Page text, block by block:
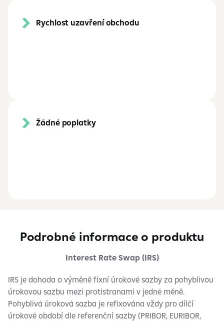
Rychlost uzavření obchodu
Žádné poplatky
Podrobné informace o produktu
Interest Rate Swap (IRS)
IRS je dohoda o výměně fixní úrokové sazby za pohyblivou
úrokovou sazbu mezi protistranami v jedné měně.
Pohyblivá úroková sazba je refixována vždy pro dílčí
úrokové období dle referenční sazby (PRIBOR, EURIBOR,